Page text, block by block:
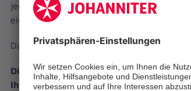
jederzeitgezielt und unbürokratisch
einzusetzen, wo die Not am größten ist.
Damit helfen Sie uns und den
Die Johanniter in Ostsachsen danken
Ihr Vertrauen! Jeder Beitrag hilft! Sie